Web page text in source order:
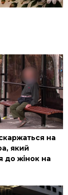
на
який
до жінок на